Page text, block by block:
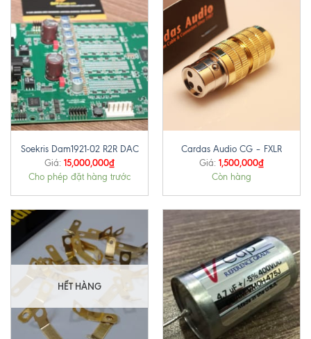
Soekris Dam1921-02 R2R DAC
Giá: 15,000,000₫
Cho phép đặt hàng trước
Cardas Audio CG – FXLR
Giá: 1,500,000₫
Còn hàng
HẾT HÀNG